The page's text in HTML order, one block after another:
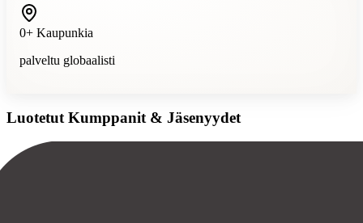
0+ Kaupunkia
palveltu globaalisti
Luotetut Kumppanit & Jäsenyydet